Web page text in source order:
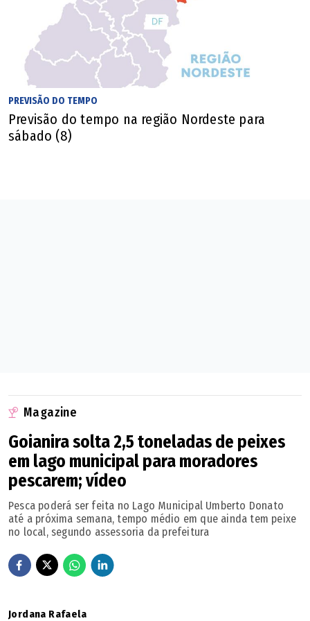
PREVISÃO DO TEMPO
Previsão do tempo na região Nordeste para
sábado (8)
Magazine
Goianira solta 2,5 toneladas de peixes
em lago municipal para moradores
pescarem; vídeo
Pesca poderá ser feita no Lago Municipal Umberto Donato
até a próxima semana, tempo médio em que ainda tem peixe
no local, segundo assessoria da prefeitura
Jordana Rafaela